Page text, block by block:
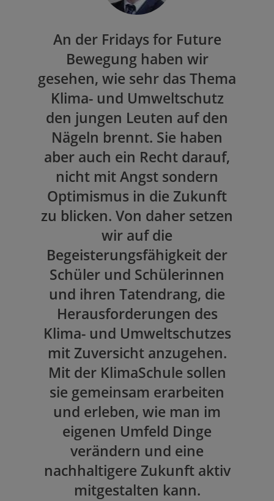
An der Fridays for Future
Bewegung haben wir
gesehen, wie sehr das Thema
Klima- und Umweltschutz
den jungen Leuten auf den
Nägeln brennt. Sie haben
aber auch ein Recht darauf,
nicht mit Angst sondern
Optimismus in die Zukunft
zu blicken. Von daher setzen
wir auf die
Begeisterungsfähigkeit der
Schüler und Schülerinnen
und ihren Tatendrang, die
Herausforderungen des
Klima- und Umweltschutzes
mit Zuversicht anzugehen.
Mit der KlimaSchule sollen
sie gemeinsam erarbeiten
und erleben, wie man im
eigenen Umfeld Dinge
verändern und eine
nachhaltigere Zukunft aktiv
mitgestalten kann.